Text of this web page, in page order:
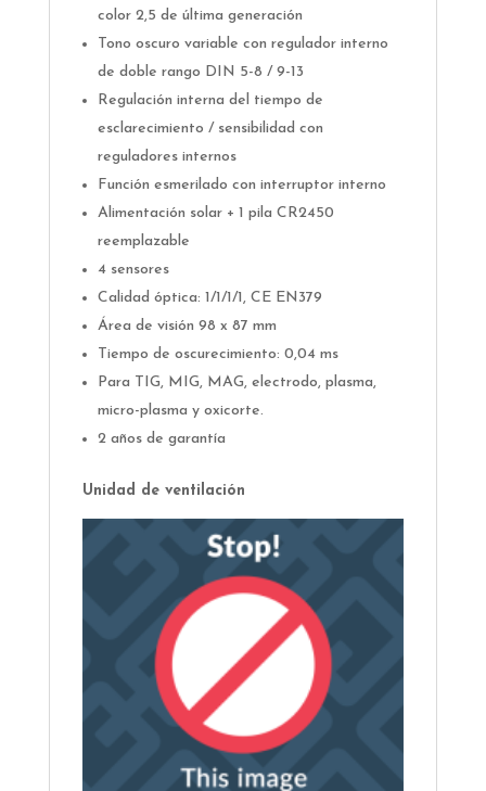
color 2,5 de última generación
Tono oscuro variable con regulador interno
de doble rango DIN 5-8 / 9-13
Regulación interna del tiempo de
esclarecimiento / sensibilidad con
reguladores internos
Función esmerilado con interruptor interno
Alimentación solar + 1 pila CR2450
reemplazable
4 sensores
Calidad óptica: 1/1/1/1, CE EN379
Área de visión 98 x 87 mm
Tiempo de oscurecimiento: 0,04 ms
Para TIG, MIG, MAG, electrodo, plasma,
micro-plasma y oxicorte.
2 años de garantía
Unidad de ventilación